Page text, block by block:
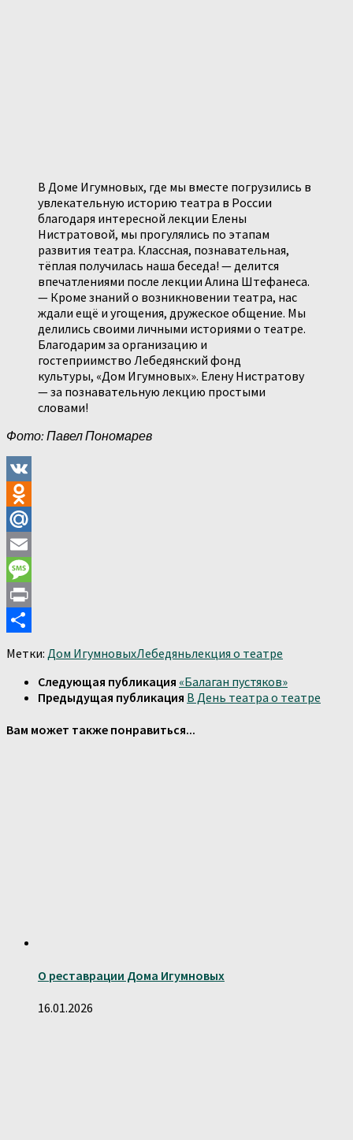
В Доме Игумновых, где мы вместе погрузились в
увлекательную историю театра в России
благодаря интересной лекции Елены
Нистратовой, мы прогулялись по этапам
развития театра. Классная, познавательная,
тёплая получилась наша беседа! — делится
впечатлениями после лекции Алина Штефанеса.
— Кроме знаний о возникновении театра, нас
ждали ещё и угощения, дружеское общение. Мы
делились своими личными историями о театре.
Благодарим за организацию и
гостеприимство Лебедянский фонд
культуры, «Дом Игумновых». Елену Нистратову
— за познавательную лекцию простыми
словами!
Фото: Павел Пономарев
VK
Odnoklassniki
Mail.Ru
Email
Message
Print
Метки: Дом ИгумновыхЛебедяньлекция о театре
Следующая публикация «Балаган пустяков»
Предыдущая публикация В День театра о театре
Вам может также понравиться...
О реставрации Дома Игумновых
16.01.2026